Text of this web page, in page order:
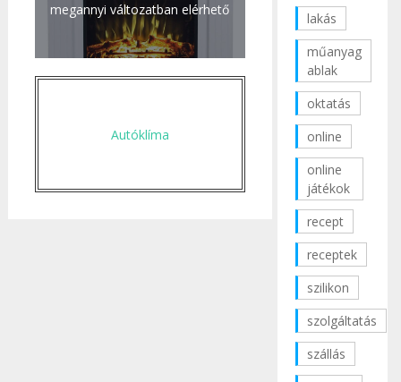
megannyi változatban elérhető
Autóklíma
lakás
műanyag
ablak
oktatás
online
online
játékok
recept
receptek
szilikon
szolgáltatás
szállás